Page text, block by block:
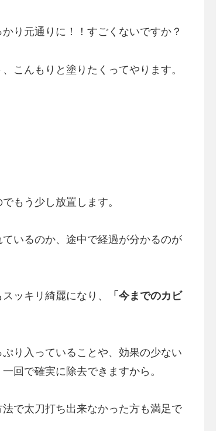
り元通りに！！すごくないですか？
こんもりと塗りたくってやります。
もう少し放置します。
いるのか、途中で経過が分かるのが
ッキリ綺麗になり、
「今までのカビ
り入っていることや、効果の少ない
回で確実に除去できますから。
で太刀打ち出来なかった方も満足で